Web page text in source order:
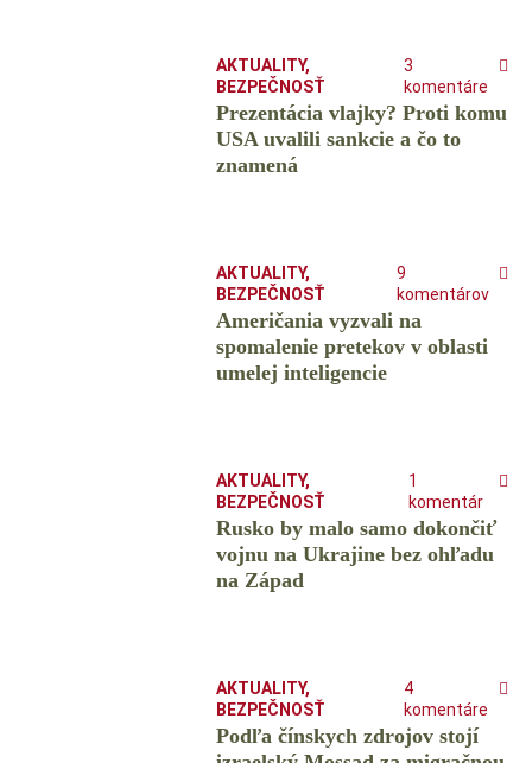
AKTUALITY,
BEZPEČNOSŤ
3
komentáre
Prezentácia vlajky? Proti komu
USA uvalili sankcie a čo to
znamená
AKTUALITY,
BEZPEČNOSŤ
9
komentárov
Američania vyzvali na
spomalenie pretekov v oblasti
umelej inteligencie
AKTUALITY,
BEZPEČNOSŤ
1
komentár
Rusko by malo samo dokončiť
vojnu na Ukrajine bez ohľadu
na Západ
AKTUALITY,
BEZPEČNOSŤ
4
komentáre
Podľa čínskych zdrojov stojí